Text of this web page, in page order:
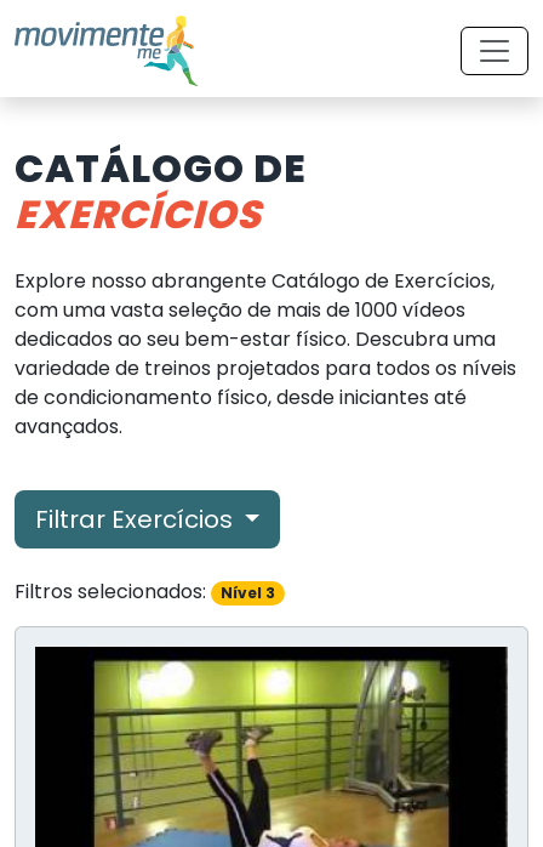
CATÁLOGO DE
EXERCÍCIOS
Explore nosso abrangente Catálogo de Exercícios,
com uma vasta seleção de mais de 1000 vídeos
dedicados ao seu bem-estar físico. Descubra uma
variedade de treinos projetados para todos os níveis
de condicionamento físico, desde iniciantes até
avançados.
Filtrar Exercícios
Filtros selecionados: Nível 3